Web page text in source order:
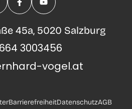
45a, 5020 Salzburg
3003456
vogel.at
BarrierefreiheitDatenschutzAGB